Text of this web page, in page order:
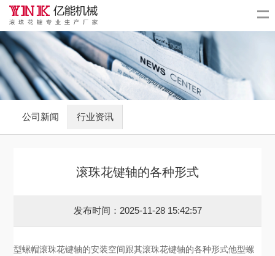
公司新闻 行业资讯
滚珠花键轴的各种形式
发布时间：2025-11-28 15:42:57
型螺帽滚珠花键轴的安装空间跟其滚珠花键轴的各种形式他型螺